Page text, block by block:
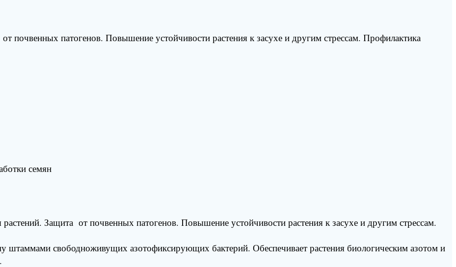
почвенных патогенов. Повышение устойчивости растения к засухе и другим стрессам. Профилактика
семян
Защита от почвенных патогенов. Повышение устойчивости растения к засухе и другим стрессам.
штаммами свободноживущих азотофиксирующих бактерий. Обеспечивает растения биологическим азотом и